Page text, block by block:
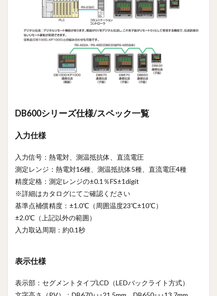
DB600シリーズ仕様/スペック一覧
入力仕様
入力信号：熱電対、測温抵抗体、直流電圧
測定レンジ：熱電対16種、測温抵抗体5種、直流電圧4種
精度定格：測定レンジの±0.1％FS±1digit
※詳細はカタログにてご確認ください
基準点補償精度：±1.0℃（周囲温度23℃±10℃）
±2.0℃（上記以外の範囲）
入力取込周期：約0.1秒
表示仕様
表示部：セグメントタイプLCD（LEDバックライト方式）